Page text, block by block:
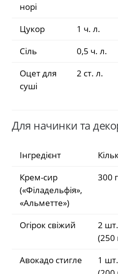
норі
Цукор
1 ч. л.
Сіль
0,5 ч. л.
Оцет для
суші
2 ст. л.
Для начинки та
Інгредієнт
Крем-сир
(«Філадельфія»,
«Альметте»)
300 г
Огірок свіжий
2 шт.
(250
Авокадо стигле
1 шт.